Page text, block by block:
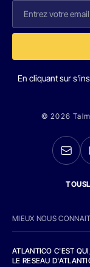
En cliquant sur
© 2026
MIEUX NOUS
ATLANTICO C'EST
LE RESEAU